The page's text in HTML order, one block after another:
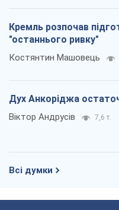
Кремль розпочав
"останнього ривку"
Костянтин Машовець
Дух Анкоріджа
Віктор Андрусів 7,6 т.
Всі думки